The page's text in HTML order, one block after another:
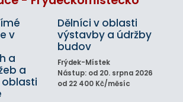
v
a
a
Dělníci v oblasti
výstavby a údržby
budov
Frýdek-Místek
Nástup: od 20. srpna 2026
od 22 400 Kč/měsíc